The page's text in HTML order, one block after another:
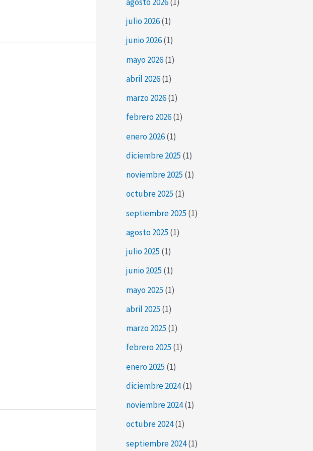
julio 2026(1)
junio 2026(1)
mayo 2026(1)
abril 2026(1)
marzo 2026(1)
febrero 2026(1)
enero 2026(1)
diciembre 2025 (1)
noviembre 2025 (1)
octubre 2025 (1)
septiembre 2025 (1)
agosto 2025 (1)
julio 2025 (1)
junio 2025 (1)
mayo 2025 (1)
abril 2025 (1)
marzo 2025 (1)
febrero 2025 (1)
enero 2025 (1)
diciembre 2024(1)
noviembre 2024(1)
octubre 2024(1)
septiembre 2024(1)